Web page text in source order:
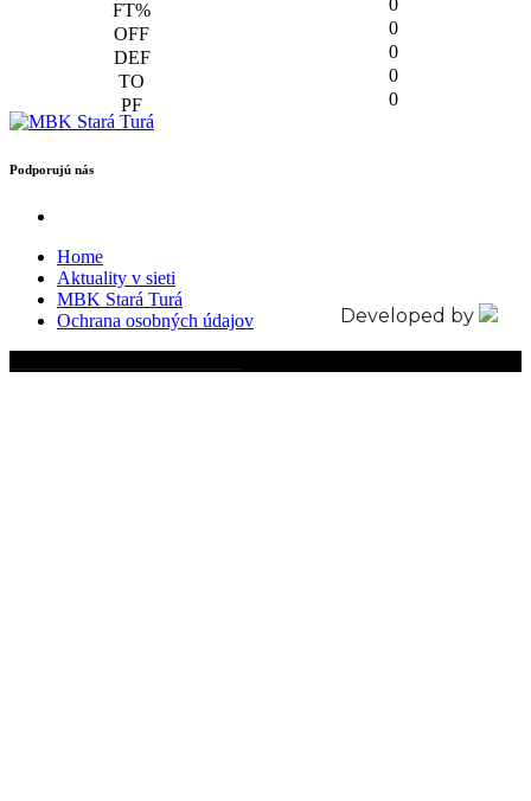
0
0
0
0
0
Podporujú nás
Home
Aktuality v sieti
MBK Stará Turá
Ochrana osobných údajov
Developed by